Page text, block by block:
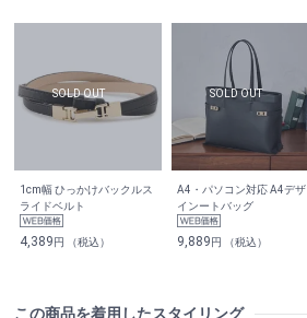
1cm幅 ひっかけバックルス
ライドベルト
4,389円 （税込）
A4・パソコン対応 A4デザ
インートバッグ
9,889円 （税込）
この商品を着用したスタイリング